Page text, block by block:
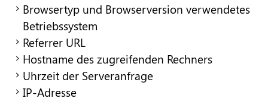
Browsertyp und Browserversion verwendetes
Betriebssystem
Referrer URL
Hostname des zugreifenden Rechners
Uhrzeit der Serveranfrage
IP-Adresse